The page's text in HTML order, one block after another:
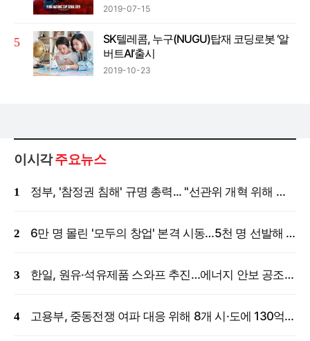
2019-07-15
SK텔레콤, 누구(NUGU)탑재 코딩로봇 ‘알
버트AI’출시
2019-10-23
이시각주요뉴스
정부, '참정권 침해' 규명 총력... "선관위 개혁 위해 국정조사 등 모든 조치"
6만 명 몰린 '모두의 창업' 본격 시동…5천 명 선발해 밀착 지원
한일, 원유·석유제품 스와프 추진…에너지 안보 공조 강화
고용부, 중동전쟁 여파 대응 위해 8개 시·도에 130억 원 긴급 투입